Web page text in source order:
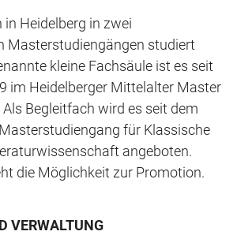
Heidelberg in zwei
Masterstudiengängen studiert
kleine Fachsäule ist es seit
im Heidelberger Mittelalter Master
Begleitfach wird es seit dem
für Klassische
angeboten.
die Möglichkeit zur Promotion.
VERWALTUNG